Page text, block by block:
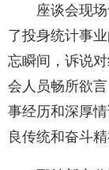
座谈会现场
了投身统计事
忘瞬间，诉说
会人员畅所欲
事经历和深厚
良传统和奋斗